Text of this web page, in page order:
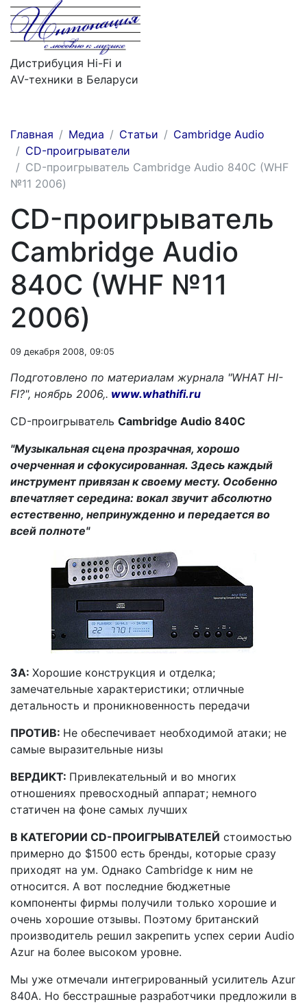
Дистрибуция Hi-Fi и
AV-техники в Беларуси
Главная Медиа Статьи
Cambridge Audio
CD-проигрыватели
СD-проигрыватель Cambridge Audio 840С (WHF
№11 2006)
СD-проигрыватель
Cambridge Audio
840С (WHF №11
2006)
09 декабря 2008, 09:05
Подготовлено по материалам журнала "WHAT HI-
FI?", ноябрь 2006,. www.whathifi.ru
СD-проигрыватель Cambridge Audio 840С
"Музыкальная сцена прозрачная, хорошо
очерченная и сфокусированная. Здесь каждый
инструмент привязан к своему месту. Особенно
впечатляет середина: вокал звучит абсолютно
естественно, непринужденно и передается во
всей полноте"
ЗА: Хорошие конструкция и отделка;
замечательные характеристики; отличные
детальность и проникновенность передачи
ПРОТИВ: Не обеспечивает необходимой атаки; не
самые выразительные низы
ВЕРДИКТ: Привлекательный и во многих
отношениях превосходный аппарат; немного
статичен на фоне самых лучших
В КАТЕГОРИИ CD-ПРОИГРЫВАТЕЛЕЙ стоимостью
примерно до $1500 есть бренды, которые сразу
приходят на ум. Однако Cambridge к ним не
относится. А вот последние бюджетные
компоненты фирмы получили только хорошие и
очень хорошие отзывы. Поэтому британский
производитель решил закрепить успех серии Audio
Azur на более высоком уровне.
Мы уже отмечали интегрированный усилитель Azur
840A. Но бесстрашные разработчики предложили в